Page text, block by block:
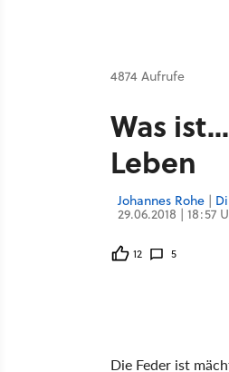
4874 Aufrufe
Was
Leben
Johannes Rohe |
29.06.2018 | 18:57
12 5
Die Feder ist